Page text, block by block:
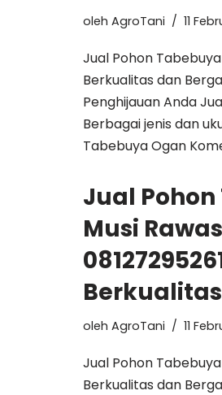
oleh AgroTani 11
Jual Pohon
Berkualitas dan
Penghijauan Anda
Berbagai jenis dan
Tabebuya Ogan
Jual
Musi
Berkualitas
oleh AgroTani 11
Jual Pohon
Berkualitas dan